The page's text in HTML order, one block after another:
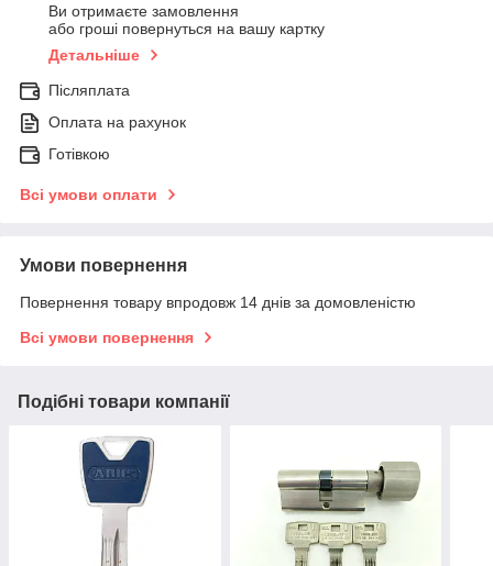
Ви отримаєте замовлення
або гроші повернуться на вашу картку
Детальніше
Післяплата
Оплата на рахунок
Готівкою
Всі умови оплати
Умови повернення
Повернення товару впродовж 14 днів за домовленістю
Всі умови повернення
Подібні товари компанії